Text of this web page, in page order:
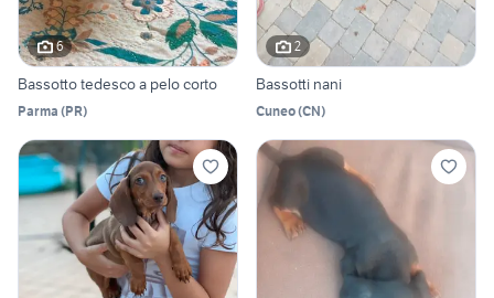
6
Bassotto tedesco a pelo corto
Parma (PR)
2
Bassotti nani
Cuneo(CN)